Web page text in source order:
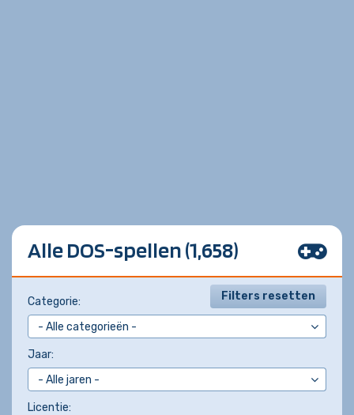
Alle DOS-spellen (1,658)
Filters resetten
Categorie:
Jaar:
Licentie: